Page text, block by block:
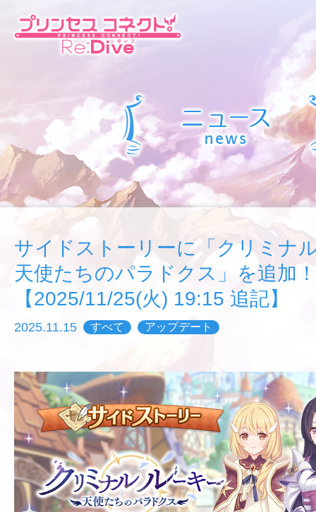
サイドストーリーに「クリミ
天使たちのパラドクス」を追加！
【2025/11/25(火) 19:15 追記】
2025.11.15 すべて アップデート